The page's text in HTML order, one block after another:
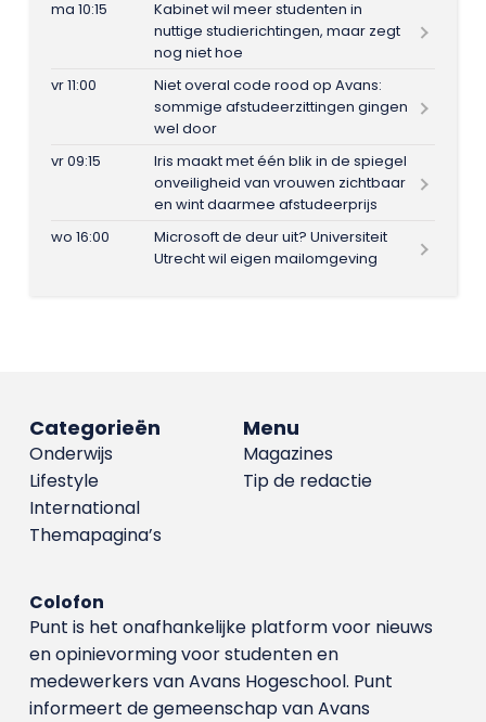
ma 10:15
Kabinet wil meer studenten in
nuttige studierichtingen, maar zegt
nog niet hoe
vr 11:00
Niet overal code rood op Avans:
sommige afstudeerzittingen gingen
wel door
vr 09:15
Iris maakt met één blik in de spiegel
onveiligheid van vrouwen zichtbaar
en wint daarmee afstudeerprijs
wo 16:00
Microsoft de deur uit? Universiteit
Utrecht wil eigen mailomgeving
Menu
Magazines
Tip de redactie
Categorieën
Onderwijs
Lifestyle
International
Themapagina’s
Colofon
Punt is het onafhankelijke platform voor nieuws
en opinievorming voor studenten en
medewerkers van Avans Hoge­school. Punt
informeert de gemeenschap van Avans